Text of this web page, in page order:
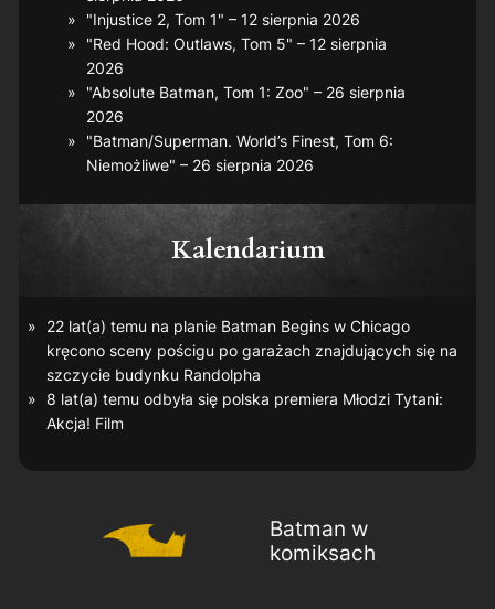
"Injustice 2, Tom 1" – 12 sierpnia 2026
"Red Hood: Outlaws, Tom 5" – 12 sierpnia
2026
"Absolute Batman, Tom 1: Zoo" – 26 sierpnia
2026
"Batman/Superman. World’s Finest, Tom 6:
Niemożliwe" – 26 sierpnia 2026
Kalendarium
22 lat(a) temu na planie Batman Beginsw Chicago
kręcono sceny pościgu po garażach znajdujących się na
szczycie budynku Randolpha
8 lat(a) temu odbyła się polska premiera Młodzi Tytani:
Akcja! Film
Batman w
komiksach